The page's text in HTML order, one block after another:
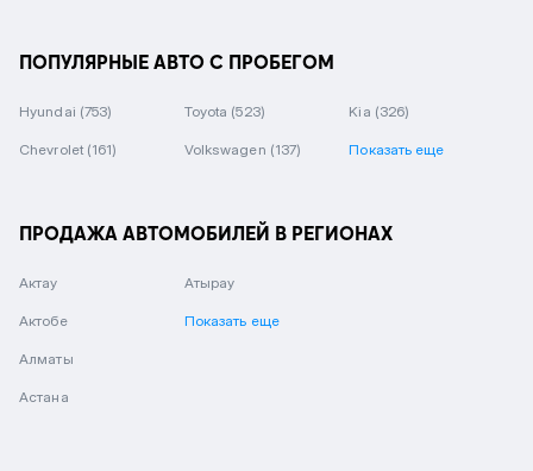
ПОПУЛЯРНЫЕ АВТО С ПРОБЕГОМ
Hyundai (753) Toyota (523) Kia (326)
Chevrolet (161) Volkswagen (137) Показать еще
ПРОДАЖА АВТОМОБИЛЕЙ В РЕГИОНАХ
Актау
Актобе
Алматы
Астана
Атырау
Показать еще